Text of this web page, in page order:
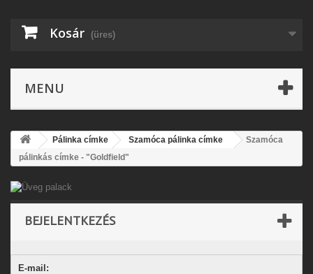
Kosár (üres)
MENU
Pálinka címke Szamóca pálinka címke
Szamóca
pálinkás címke - "Goldfield"
BEJELENTKEZÉS
E-mail: